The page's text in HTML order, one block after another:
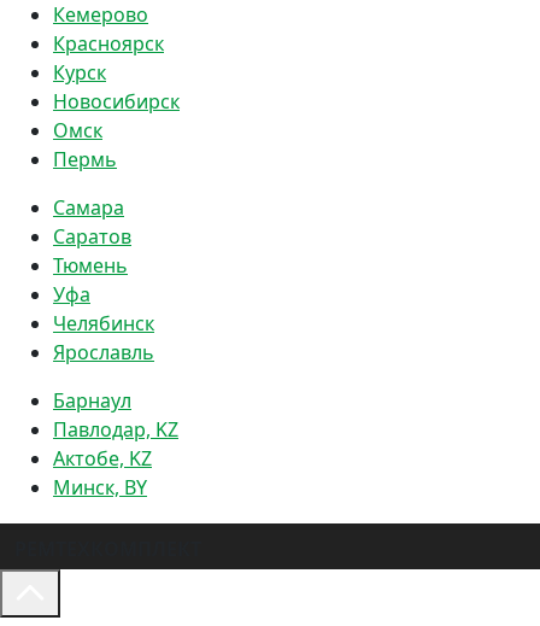
Кемерово
Красноярск
Курск
Новосибирск
Омск
Пермь
Самара
Саратов
Тюмень
Уфа
Челябинск
Ярославль
Барнаул
Павлодар, KZ
Актобе, KZ
Минск, BY